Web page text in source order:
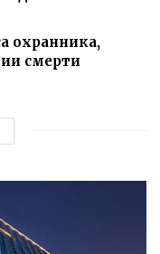
охранника,
смерти